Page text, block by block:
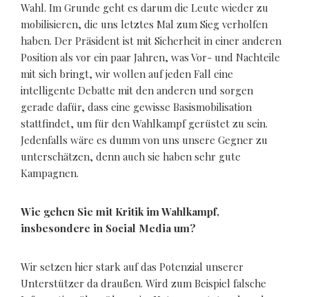
Wahl. Im Grunde geht es darum die Leute wieder zu
mobilisieren, die uns letztes Mal zum Sieg verholfen
haben. Der Präsident ist mit Sicherheit in einer anderen
Position als vor ein paar Jahren, was Vor- und Nachteile
mit sich bringt, wir wollen auf jeden Fall eine
intelligente Debatte mit den anderen und sorgen
gerade dafür, dass eine gewisse Basismobilisation
stattfindet, um für den Wahlkampf gerüstet zu sein.
Jedenfalls wäre es dumm von uns unsere Gegner zu
unterschätzen, denn auch sie haben sehr gute
Kampagnen.
Wie gehen Sie mit Kritik im Wahlkampf,
insbesondere in Social Media um?
Wir setzen hier stark auf das Potenzial unserer
Unterstützer da draußen. Wird zum Beispiel falsche